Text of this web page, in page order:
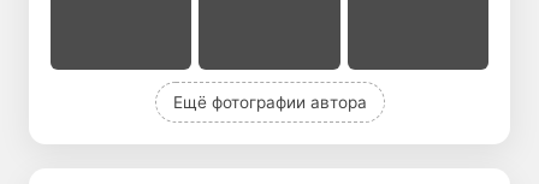
Ещё фотографии автора